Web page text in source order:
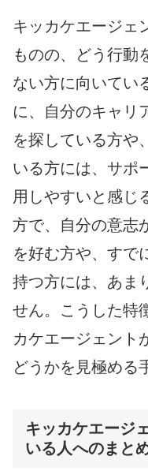
キッカケエージェ
ものの、どう行動
ない方に向いてい
に、自分のキャリ
を探している方や
いる方には、サポ
用しやすいと感じ
方で、自分の意志
を好む方や、すで
持つ方には、あま
せん。こうした特
カケエージェント
どうかを見極める
キッカケエージ
いる人へのまと